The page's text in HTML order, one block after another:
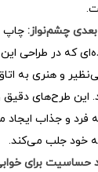
چشم‌نواز: چاپ
که در طراحی
و هنری به
این طرح‌های دقیق
فرد و جذاب ایجاد
خود جلب می‌کند.
حساسیت برای